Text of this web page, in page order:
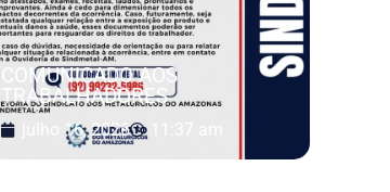
COMUNICADO AOS
TRABALHADORES
julho 16, 2026